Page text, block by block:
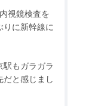
視鏡検査を
りに新幹線に
駅もガラガラ
だと感じまし